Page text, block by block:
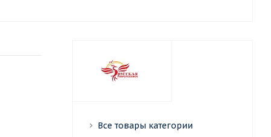
Все товары категории